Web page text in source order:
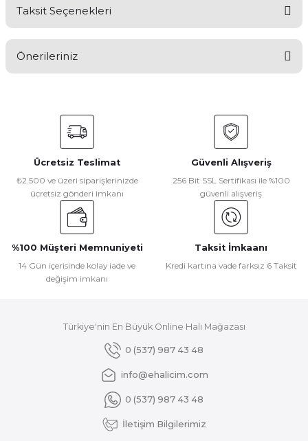
Yorum Yaz
Taksit Seçenekleri
Önerileriniz
konularda yetersiz gördüğünüz noktaları öneri formunu
kullanarak tarafımıza iletebilirsiniz.
Görüş ve önerileriniz için teşekkür ederiz.
Ürün resmi kalitesiz, bozuk veya görüntülenemiyor.
Ürün açıklamasında eksik bilgiler bulunuyor.
Ürün bilgilerinde hatalar bulunuyor.
Ürün fiyatı diğer sitelerden daha pahalı.
Gönder
Ücretsiz Teslimat
₺2.500 ve üzeri siparişlerinizde
ücretsiz gönderi imkanı
Güvenli Alışveriş
256 Bit SSL Sertifikası ile %100
güvenli alışveriş
%100 Müşteri Memnuniyeti
14 Gün içerisinde kolay iade ve
değişim imkanı
Taksit İmkaanı
Kredi kartına vade farksız 6 Taksit
Türkiye'nin En Büyük Online Halı Mağazası
0 (537) 987 43 48
info@ehalicim.com
0 (537) 987 43 48
İletişim Bilgilerimiz